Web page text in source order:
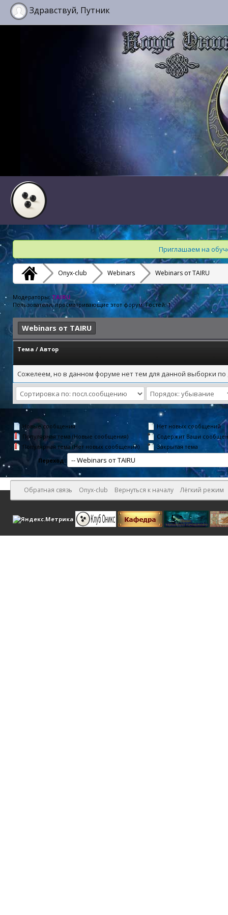
Здравствуй, Путник
Приглашаем на
Onyx-club Webinars Webinars от TAIRU
Модераторы: TAIRU
Пользователи, просматривающие этот форум: Гостей: 1
Webinars от TAIRU
Тема / Автор
Сожелеем, но в данном форуме нет тем для данной выборки
Новые сообщения
Популярная тема (Новые сообщения)
Популярная тема (Нет новых сообщений)
Нет новых сообщений
Содержит Ваши
Закрытая тема
Переход:
Обратная связь Onyx-club Вернуться к началу Лёгкий режим